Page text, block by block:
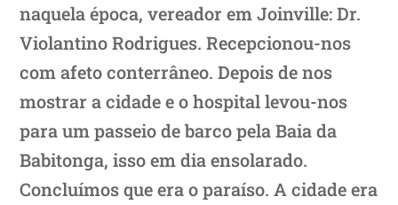
naquela época, vereador em Joinville: Dr.
Violantino Rodrigues. Recepcionou-nos
com afeto conterrâneo. Depois de nos
mostrar a cidade e o hospital levou-nos
para um passeio de barco pela Baia da
Babitonga, isso em dia ensolarado.
Concluímos que era o paraíso. A cidade era